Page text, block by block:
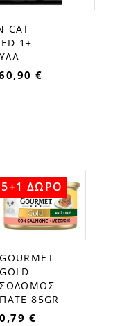
CAT
1+
€
favorite_border
GOURMET
GOLD
ΣΟΛΟΜΟΣ
ΠΑΤΕ 85GR
0,79 €
5+1 ΔΩΡΟ